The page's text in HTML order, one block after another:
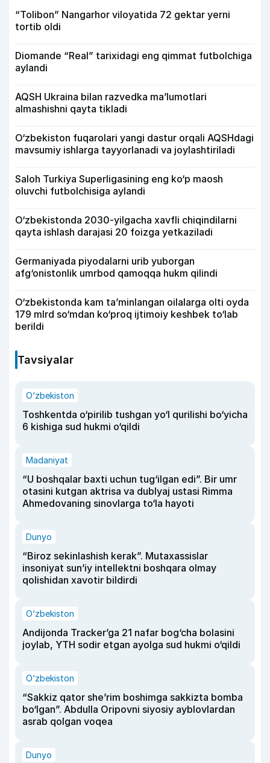
“Tolibon” Nangarhor viloyatida 72 gektar yerni
tortib oldi
Diomande “Real” tarixidagi eng qimmat futbolchiga
aylandi
AQSH Ukraina bilan razvedka ma’lumotlari
almashishni qayta tikladi
O‘zbekiston fuqarolari yangi dastur orqali AQSHdagi
mavsumiy ishlarga tayyorlanadi va joylashtiriladi
Saloh Turkiya Superligasining eng ko‘p maosh
oluvchi futbolchisiga aylandi
O‘zbekistonda 2030-yilgacha xavfli chiqindilarni
qayta ishlash darajasi 20 foizga yetkaziladi
Germaniyada piyodalarni urib yuborgan
afg‘onistonlik umrbod qamoqqa hukm qilindi
O‘zbekistonda kam ta’minlangan oilalarga olti oyda
179 mlrd so‘mdan ko‘proq ijtimoiy keshbek to‘lab
berildi
Tavsiyalar
O‘zbekiston
Toshkentda o‘pirilib tushgan yo‘l qurilishi bo‘yicha
6 kishiga sud hukmi o‘qildi
Madaniyat
“U boshqalar baxti uchun tug‘ilgan edi”. Bir umr
otasini kutgan aktrisa va dublyaj ustasi Rimma
Ahmedovaning sinovlarga to‘la hayoti
Dunyo
“Biroz sekinlashish kerak”. Mutaxassislar
insoniyat sun’iy intellektni boshqara olmay
qolishidan xavotir bildirdi
O‘zbekiston
Andijonda Tracker’ga 21 nafar bog‘cha bolasini
joylab, YTH sodir etgan ayolga sud hukmi o‘qildi
O‘zbekiston
“Sakkiz qator she’rim boshimga sakkizta bomba
bo‘lgan”. Abdulla Oripovni siyosiy ayblovlardan
asrab qolgan voqea
Dunyo